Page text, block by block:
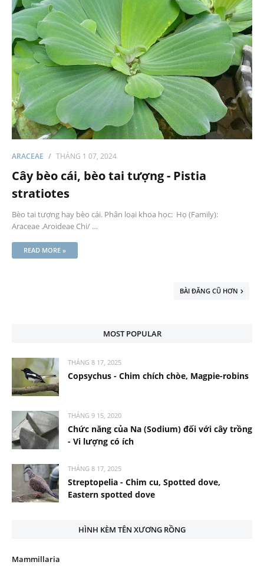
ARACEAE THÁNG 1 07, 2024
Cây bèo cái, bèo tai tượng - Pistia
stratiotes
Bèo tai tượng hay bèo cái. Phân loại khoa học: Họ (Family):
Araceae .Aroideae Chi/ …
READ MORE »
BÀI ĐĂNG CŨ HƠN
MOST POPULAR
THÁNG 8 17, 2025
Copsychus - Chim chích chòe, Magpie-robins
THÁNG 9 15, 2020
Chức năng của Na (Sodium) đối với cây trồng
- Vi lượng có ích
THÁNG 8 17, 2025
Streptopelia - Chim cu, Spotted dove,
Eastern spotted dove
HÌNH KÈM TÊN XƯƠNG RỒNG
Mammillaria